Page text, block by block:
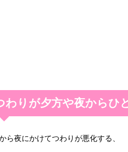
わりが夕方や夜からひ
ら夜にかけてつわりが悪化する、